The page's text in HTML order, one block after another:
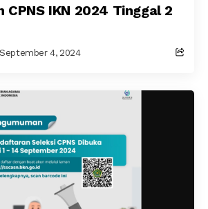
CPNS IKN 2024 Tinggal 2
4, 2024